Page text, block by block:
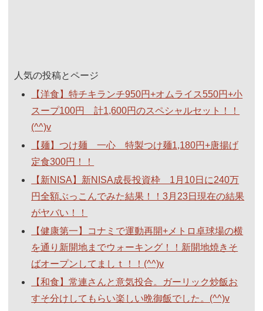
人気の投稿とページ
【洋食】特チキランチ950円+オムライス550円+小
スープ100円 計1,600円のスペシャルセット！！
(^^)v
【麺】つけ麺 一心 特製つけ麺1,180円+唐揚げ
定食300円！！
【新NISA】新NISA成長投資枠 1月10日に240万
円全額ぶっこんでみた結果！！3月23日現在の結果
がヤバい！！
【健康第一】コナミで運動再開+メトロ卓球場の横
を通り新開地までウォーキング！！新開地焼きそ
ばオープンしてましｔ！！(^^)v
【和食】常連さんと意気投合。ガーリック炒飯お
すそ分けしてもらい楽しい晩御飯でした。(^^)v